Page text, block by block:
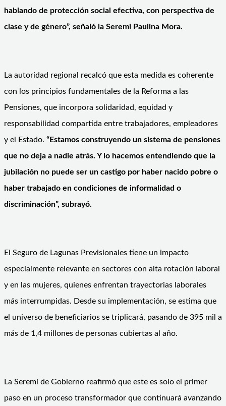
hablando de protección social efectiva, con perspectiva de
clase y de género”, señaló la Seremi Paulina Mora.
La autoridad regional recalcó que esta medida es coherente
con los principios fundamentales de la Reforma a las
Pensiones, que incorpora solidaridad, equidad y
responsabilidad compartida entre trabajadores, empleadores
y el Estado. “Estamos construyendo un sistema de pensiones
que no deja a nadie atrás. Y lo hacemos entendiendo que la
jubilación no puede ser un castigo por haber nacido pobre o
haber trabajado en condiciones de informalidad o
discriminación”, subrayó.
El Seguro de Lagunas Previsionales tiene un impacto
especialmente relevante en sectores con alta rotación laboral
y en las mujeres, quienes enfrentan trayectorias laborales
más interrumpidas. Desde su implementación, se estima que
el universo de beneficiarios se triplicará, pasando de 395 mil a
más de 1,4 millones de personas cubiertas al año.
La Seremi de Gobierno reafirmó que este es solo el primer
paso en un proceso transformador que continuará avanzando